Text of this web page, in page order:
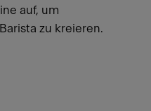
auf, um
zu kreieren.